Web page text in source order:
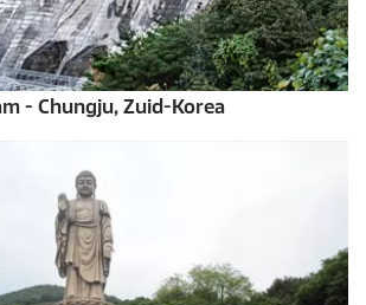
- Chungju, Zuid-Korea